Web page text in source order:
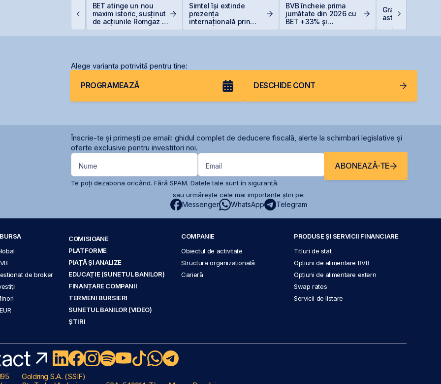
BET atinge un nou
maxim istoric, susținut
de acțiunile Romgaz și
Simtel își extinde
prezența
internațională prin
BVB încheie prima
jumătate din 2026 cu
BET +33% și
Graffiti Plus
astăzi pe piața
Alege varianta potrivită pentru tine:
PROGRAMEAZĂ DESCHIDE CONT
Înscrie-te și primești pe email: ghidul complet de deducere fiscală, alerte la schimbari legislative și
oferte exclusive pentru investitori noi.
Nume Email ABONEAZĂ-TE
Te poți dezabona oricând. Fără SPAM. Datele tale sunt în siguranță.
sau urmărește cele mai importante știri pe:
Messenger WhatsApp Telegram
de broker
COMISIOANE
PLATFORME
PIAȚĂ ȘI ANALIZE
EDUCAȚIE (SUNETUL BANILOR)
FINANȚARE COMPANII
TERMENI BURSIERI
SUNETUL BANILOR (VIDEO)
ȘTIRI
COMPANIE
Obiectul de activitate
Structura organizațională
Carieră
PRODUSE ȘI SERVICII FINANCIARE
Titluri de stat
Opțiuni de alimentare BVB
Opțiuni de alimentare extern
Swap rates
Servicii de listare
Goldring S.A. (SSIF)